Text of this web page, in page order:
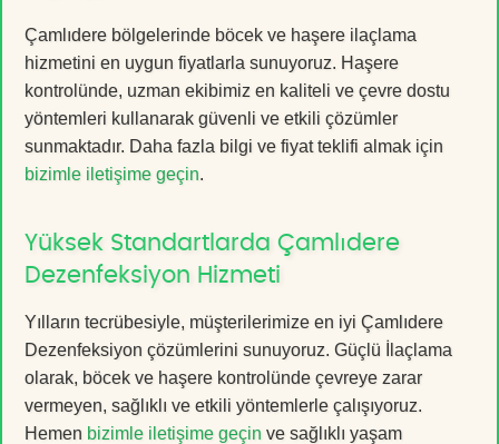
Çamlıdere bölgelerinde böcek ve haşere ilaçlama
hizmetini en uygun fiyatlarla sunuyoruz. Haşere
kontrolünde, uzman ekibimiz en kaliteli ve çevre dostu
yöntemleri kullanarak güvenli ve etkili çözümler
sunmaktadır. Daha fazla bilgi ve fiyat teklifi almak için
bizimle iletişime geçin.
Yüksek Standartlarda Çamlıdere
Dezenfeksiyon Hizmeti
Yılların tecrübesiyle, müşterilerimize en iyi Çamlıdere
Dezenfeksiyon çözümlerini sunuyoruz. Güçlü İlaçlama
olarak, böcek ve haşere kontrolünde çevreye zarar
vermeyen, sağlıklı ve etkili yöntemlerle çalışıyoruz.
Hemen bizimle iletişime geçin ve sağlıklı yaşam